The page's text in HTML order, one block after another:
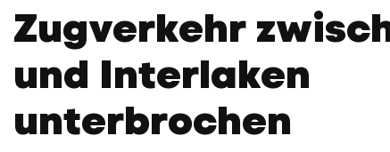
Zugverkehr
und Interlaken
unterbrochen